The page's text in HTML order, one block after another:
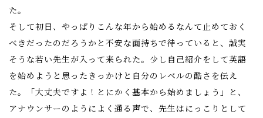
た。
そして初日、やっぱりこんな年から始めるなんて止めておく
べきだったのだろうかと不安な面持ちで待っていると、誠実
そうな若い先生が入って来られた。少し自己紹介をして英語
を始めようと思ったきっかけと自分のレベルの酷さを伝え
た。「大丈夫ですよ！とにかく基本から始めましょう」と、
アナウンサーのようによく通る声で、先生はにっこりとして